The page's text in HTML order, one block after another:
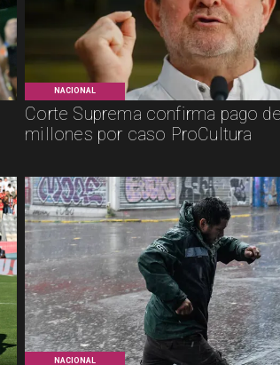
NACIONAL
Corte Suprema confirma pago
millones por caso ProCultura
NACIONAL